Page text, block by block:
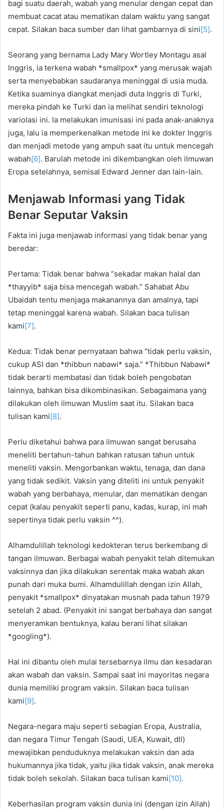
bagi suatu daerah, wabah yang menular dengan cepat dan
membuat cacat atau mematikan dalam waktu yang sangat
cepat. Silakan baca sumber dan lihat gambarnya di sini[5].
Seorang yang bernama Lady Mary Wortley Montagu asal
Inggris, ia terkena wabah *smallpox* yang merusak wajah
serta menyebabkan saudaranya meninggal di usia muda.
Ketika suaminya diangkat menjadi duta Inggris di Turki,
mereka pindah ke Turki dan ia melihat sendiri teknologi
variolasi ini. Ia melakukan imunisasi ini pada anak-anaknya
juga, lalu ia memperkenalkan metode ini ke dokter Inggris
dan menjadi metode yang ampuh saat itu untuk mencegah
wabah[6]. Barulah metode ini dikembangkan oleh ilmuwan
Eropa setelahnya, semisal Edward Jenner dan lain-lain.
Menjawab Informasi yang Tidak
Benar Seputar Vaksin
Fakta ini juga menjawab informasi yang tidak benar yang
beredar:
Pertama: Tidak benar bahwa “sekadar makan halal dan
*thayyib* saja bisa mencegah wabah.” Sahabat Abu
Ubaidah tentu menjaga makanannya dan amalnya, tapi
tetap meninggal karena wabah. Silakan baca tulisan
kami[7].
Kedua: Tidak benar pernyataan bahwa “tidak perlu vaksin,
cukup ASI dan *thibbun nabawi* saja.” *Thibbun Nabawi*
tidak berarti membatasi dan tidak boleh pengobatan
lainnya, bahkan bisa dikombinasikan. Sebagaimana yang
dilakukan oleh ilmuwan Muslim saat itu. Silakan baca
tulisan kami[8].
Perlu diketahui bahwa para ilmuwan sangat berusaha
meneliti bertahun-tahun bahkan ratusan tahun untuk
meneliti vaksin. Mengorbankan waktu, tenaga, dan dana
yang tidak sedikit. Vaksin yang diteliti ini untuk penyakit
wabah yang berbahaya, menular, dan mematikan dengan
cepat (kalau penyakit seperti panu, kadas, kurap, ini mah
sepertinya tidak perlu vaksin ^^).
Alhamdulillah teknologi kedokteran terus berkembang di
tangan ilmuwan. Berbagai wabah penyakit telah ditemukan
vaksinnya dan jika dilakukan serentak maka wabah akan
punah dari muka bumi. Alhamdulillah dengan izin Allah,
penyakit *smallpox* dinyatakan musnah pada tahun 1979
setelah 2 abad. (Penyakit ini sangat berbahaya dan sangat
menyeramkan bentuknya, kalau berani lihat silakan
*googling*).
Hal ini dibantu oleh mulai tersebarnya ilmu dan kesadaran
akan wabah dan vaksin. Sampai saat ini mayoritas negara
dunia memiliki program vaksin. Silakan baca tulisan
kami[9].
Negara-negara maju seperti sebagian Eropa, Australia,
dan negara Timur Tengah (Saudi, UEA, Kuwait, dll)
mewajibkan penduduknya melakukan vaksin dan ada
hukumannya jika tidak, yaitu jika tidak vaksin, anak mereka
tidak boleh sekolah. Silakan baca tulisan kami[10].
Keberhasilan program vaksin dunia ini (dengan izin Allah)